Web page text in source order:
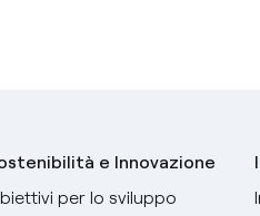
e Innovazione
per lo sviluppo